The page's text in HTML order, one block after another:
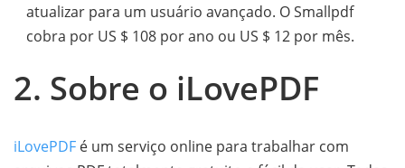
atualizar para um usuário avançado. O Smallpdf
cobra por US $ 108 por ano ou US $ 12 por mês.
2. Sobre o iLovePDF
iLovePDF é um serviço online para trabalhar com